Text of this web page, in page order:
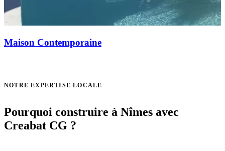
Maison Contemporaine
NOTRE EXPERTISE LOCALE
Pourquoi construire à Nîmes avec
Creabat CG ?